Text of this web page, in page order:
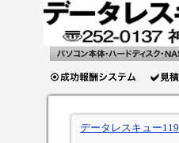
復旧
費用一覧
データレスキュー119